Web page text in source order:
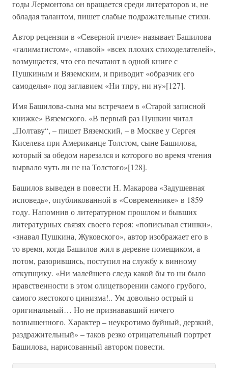
годы Лермонтова он вращается среди литераторов и, не
обладая талантом, пишет слабые подражательные стихи.
Автор рецензии в «Северной пчеле» называет Башилова
«галиматистом», «главой» «всех плохих стиходелателей»,
возмущается, что его печатают в одной книге с
Пушкиным и Вяземским, и приводит «образчик его
самоделья» под заглавием «Ни тпру, ни ну»[127].
Имя Башилова-сына мы встречаем в «Старой записной
книжке» Вяземского. «В первый раз Пушкин читал
„Полтаву“, – пишет Вяземский, – в Москве у Сергея
Киселева при Американце Толстом, сыне Башилова,
который за обедом нарезался и которого во время чтения
вырвало чуть ли не на Толстого»[128].
Башилов выведен в повести Н. Макарова «Задушевная
исповедь», опубликованной в «Современнике» в 1859
году. Напомнив о литературном прошлом и бывших
литературных связях своего героя: «пописывал стишки»,
«знавал Пушкина, Жуковского», автор изображает его в
то время, когда Башилов жил в деревне помещиком, а
потом, разорившись, поступил на службу к винному
откупщику. «Ни малейшего следа какой бы то ни было
нравственности в этом олицетворении самого грубого,
самого жестокого цинизма!.. Ум довольно острый и
оригинальный… Но не признававший ничего
возвышенного. Характер – неукротимо буйный, дерзкий,
раздражительный» – таков резко отрицательный портрет
Башилова, нарисованный автором повести.